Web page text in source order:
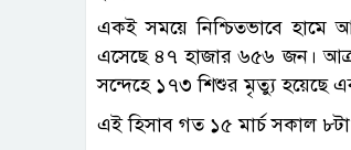
একই সময়ে নিশ্চিতভাবে হামে
এসেছে ৪৭ হাজার ৬৫৬ জন।
সন্দেহে ১৭৩ শিশুর মৃত্যু হয়েছে
এই হিসাব গত ১৫ মার্চ সকাল